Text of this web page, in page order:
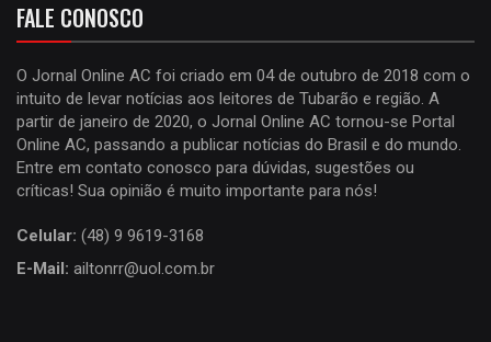
FALE CONOSCO
O Jornal Online AC foi criado em 04 de outubro de 2018 com o
intuito de levar notícias aos leitores de Tubarão e região. A
partir de janeiro de 2020, o Jornal Online AC tornou-se Portal
Online AC, passando a publicar notícias do Brasil e do mundo.
Entre em contato conosco para dúvidas, sugestões ou
críticas! Sua opinião é muito importante para nós!
Celular: (48) 9 9619-3168
E-Mail: ailtonrr@uol.com.br